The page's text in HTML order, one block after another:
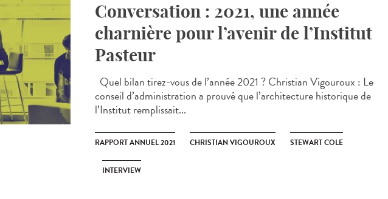
Conversation : 2021, une année
charnière pour l’avenir de l’Institut
Pasteur
Quel bilan tirez-vous de l’année 2021 ? Christian Vigouroux : Le
conseil d’administration a prouvé que l’architecture historique de
l’Institut remplissait...
RAPPORT ANNUEL 2021 CHRISTIAN VIGOUROUX STEWART COLE
INTERVIEW